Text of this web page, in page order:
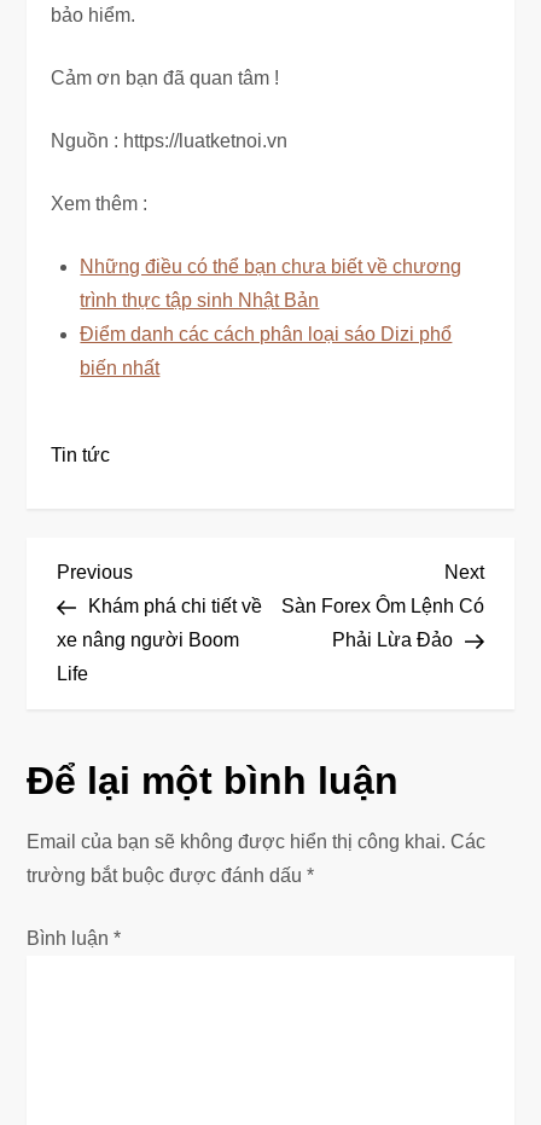
bảo hiểm.
Cảm ơn bạn đã quan tâm !
Nguồn : https://luatketnoi.vn
Xem thêm :
Những điều có thể bạn chưa biết về chương
trình thực tập sinh Nhật Bản
Điểm danh các cách phân loại sáo Dizi phổ
biến nhất
Tin tức
Đ
i
ề
h
ư
ớ
n
Previous
Post
Previous
Khám phá chi tiết về
xe nâng người Boom
Life
Next
Post
Next
Sàn Forex Ôm Lệnh Có
Phải Lừa Đảo
Để lại một bình luận
Email của bạn sẽ không được hiển thị công khai. Các
trường bắt buộc được đánh dấu*
Bình luận*